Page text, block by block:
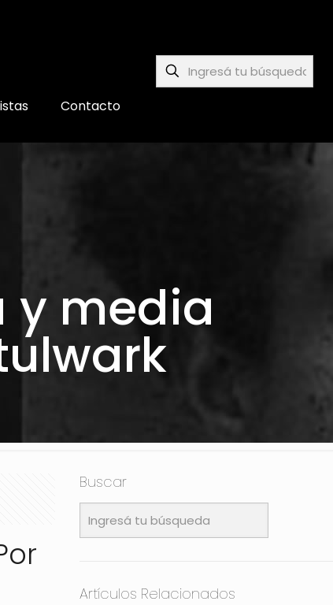
Contacto
y media
Buscar
Artículos Relacionados